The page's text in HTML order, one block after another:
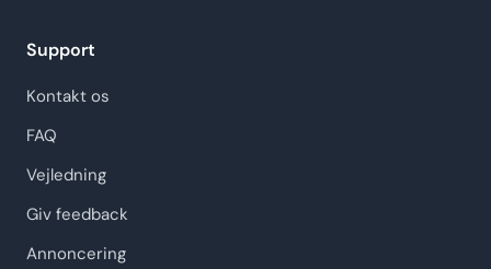
Support
Kontakt os
FAQ
Vejledning
Giv feedback
Annoncering